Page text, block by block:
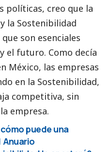
políticas, creo que la
y la Sostenibilidad
son esenciales
el futuro. Como decía
México, las empresas
en la Sostenibilidad,
competitiva, sin
empresa.
puede una
Anuario